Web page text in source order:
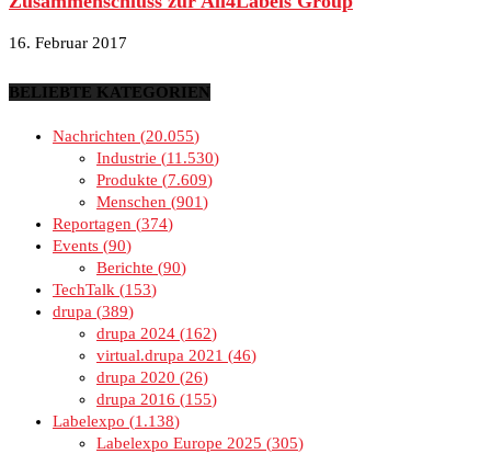
16. Februar 2017
BELIEBTE KATEGORIEN
Nachrichten
20.055
Industrie
11.530
Produkte
7.609
Menschen
901
Reportagen
374
Events 90
Berichte
90
TechTalk
153
drupa
389
drupa 2024
162
virtual.drupa 2021
46
drupa 2020
26
drupa 2016
155
Labelexpo
1.138
Labelexpo Europe 2025
305